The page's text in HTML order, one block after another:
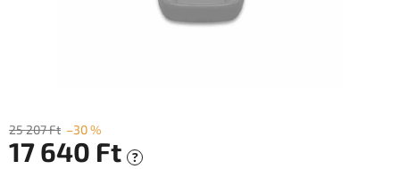
25 207 Ft –30 %
17 640 Ft ?